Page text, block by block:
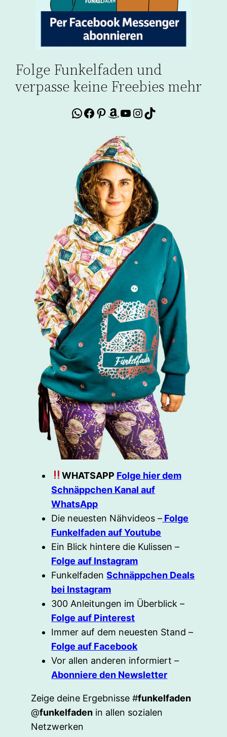
Folge Funkelfaden und
verpasse keine Freebies mehr
WhatsApp
Facebook
Pinterest
Amazon
YouTube
Instagram
TikTok
WHATSAPP Folge hier dem
Schnäppchen Kanal auf
WhatsApp
Die neuesten Nähvideos – Folge
Funkelfaden auf Youtube
Ein Blick hintere die Kulissen –
Folge auf Instagram
FunkelfadenSchnäppchen Deals
bei Instagram
300 Anleitungen im Überblick –
Folge auf Pinterest
Immer auf dem neuesten Stand –
Folge auf Facebook
Vor allen anderen informiert –
Abonniere den Newsletter
Zeige deine Ergebnisse #funkelfaden
@funkelfaden in allen sozialen
Netzwerken